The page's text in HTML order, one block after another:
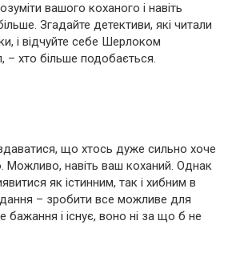
вашого коханого і навіть
Згадайте детективи, які читали
і відчуйте себе Шерлоком
хто більше подобається.
що хтось дуже сильно хоче
Можливо, навіть ваш коханий. Однак
як істинним, так і хибним в
– зробити все можливе для
і існує, воно ні за що б не